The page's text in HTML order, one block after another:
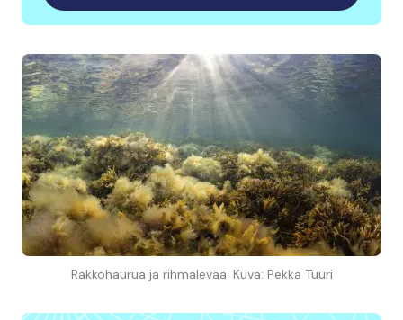
Rakkohaurua ja rihmalevää. Kuva: Pekka Tuuri